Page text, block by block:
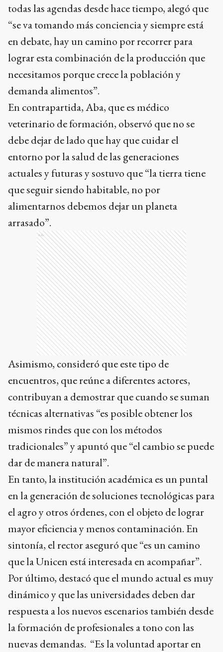
todas las agendas desde hace tiempo, alegó que
“se va tomando más conciencia y siempre está
en debate, hay un camino por recorrer para
lograr esta combinación de la producción que
necesitamos porque crece la población y
demanda alimentos”.
En contrapartida, Aba, que es médico
veterinario de formación, observó que no se
debe dejar de lado que hay que cuidar el
entorno por la salud de las generaciones
actuales y futuras y sostuvo que “la tierra tiene
que seguir siendo habitable, no por
alimentarnos debemos dejar un planeta
arrasado”.
Ads
Asimismo, consideró que este tipo de
encuentros, que reúne a diferentes actores,
contribuyan a demostrar que cuando se suman
técnicas alternativas “es posible obtener los
mismos rindes que con los métodos
tradicionales” y apuntó que “el cambio se puede
dar de manera natural”.
En tanto, la institución académica es un puntal
en la generación de soluciones tecnológicas para
el agro y otros órdenes, con el objeto de lograr
mayor eficiencia y menos contaminación. En
sintonía, el rector aseguró que “es un camino
que la Unicen está interesada en acompañar”.
Por último, destacó que el mundo actual es muy
dinámico y que las universidades deben dar
respuesta a los nuevos escenarios también desde
la formación de profesionales a tono con las
nuevas demandas. “Es la voluntad aportar en